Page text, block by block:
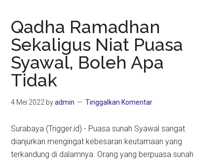
Qadha Ramadhan
Sekaligus Niat Puasa
Syawal, Boleh Apa
Tidak
4 Mei 2022 byadmin Tinggalkan Komentar
Surabaya (Trigger.id) - Puasa sunah Syawal sangat
dianjurkan mengingat kebesaran keutamaan yang
terkandung di dalamnya. Orang yang berpuasa sunah